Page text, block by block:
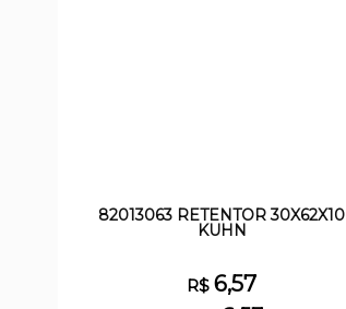
82013063 RETENTOR 30X62X10
KUHN
R$6,57